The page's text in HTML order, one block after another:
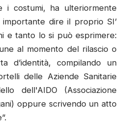
i costumi, ha ulteriormente
dire il proprio SI’
e tanto lo si può esprimere:
al momento del rilascio o
d’identità, compilando un
delle Aziende Sanitarie
dell'AIDO (Associazione
oppure scrivendo un atto